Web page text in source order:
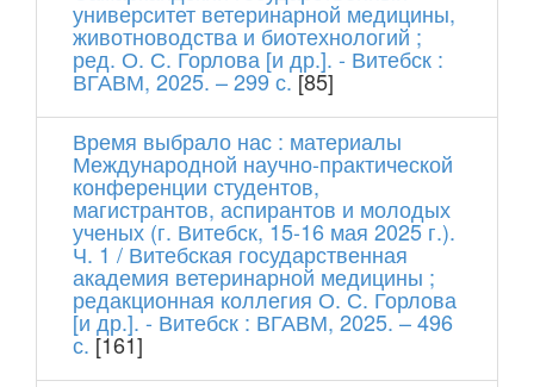
университет ветеринарной медицины,
животноводства и биотехнологий ;
ред. О. С. Горлова [и др.]. - Витебск :
ВГАВМ, 2025. – 299 с. [85]
Время выбрало нас : материалы
Международной научно-практической
конференции студентов,
магистрантов, аспирантов и молодых
ученых (г. Витебск, 15-16 мая 2025 г.).
Ч. 1 / Витебская государственная
академия ветеринарной медицины ;
редакционная коллегия О. С. Горлова
[и др.]. - Витебск : ВГАВМ, 2025. – 496
с. [161]